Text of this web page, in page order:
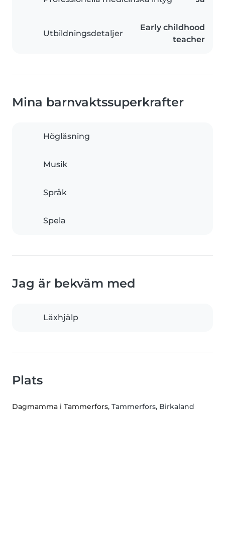
Utbildningsdetaljer
Early childhood
teacher
Mina barnvaktssuperkrafter
Högläsning
Musik
Språk
Spela
Jag är bekväm med
Läxhjälp
Plats
Dagmamma i Tammerfors, Tammerfors, Birkaland